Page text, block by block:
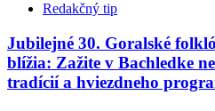
Redakčný tip
Jubilejné 30. Goralské
blížia: Zažite v Bachledke
tradícií a hviezdneho